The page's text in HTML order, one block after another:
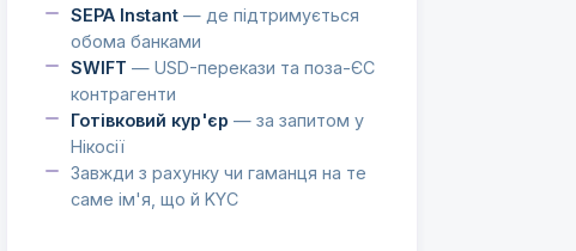
SEPA Instant— де підтримується
обома банками
SWIFT — USD-перекази та поза-ЄС
контрагенти
Готівковий кур'єр — за запитом у
Нікосії
Завжди з рахунку чи гаманця на те
саме ім'я, що й KYC